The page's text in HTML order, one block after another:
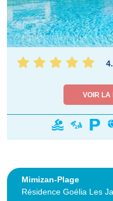
VOIR LA
Mimizan-Plage
Résidence Goélia Les